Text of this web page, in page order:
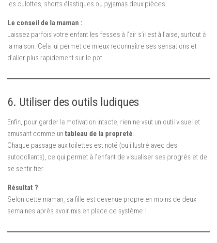
les culottes, shorts élastiques ou pyjamas deux pièces.
Le conseil de la maman :
Laissez parfois votre enfant les fesses à l’air s’il est à l’aise, surtout à
la maison. Cela lui permet de mieux reconnaître ses sensations et
d’aller plus rapidement sur le pot.
6. Utiliser des outils ludiques
Enfin, pour garder la motivation intacte, rien ne vaut un outil visuel et
amusant comme un tableau de la propreté.
Chaque passage aux toilettes est noté (ou illustré avec des
autocollants), ce qui permet à l’enfant de visualiser ses progrès et de
se sentir fier.
Résultat ?
Selon cette maman, sa fille est devenue propre en moins de deux
semaines après avoir mis en place ce système !